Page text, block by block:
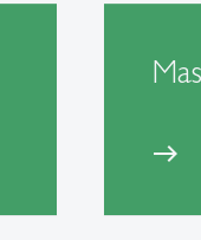
east